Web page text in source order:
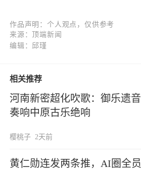
作品声明：个人观点，仅供参考
来源：顶端新闻
编辑：邱瑾
相关推荐
河南新密超化吹歌：御乐遗音
奏响中原古乐绝响
樱桃子 2天前
黄仁勋连发两条推，AI圈全员